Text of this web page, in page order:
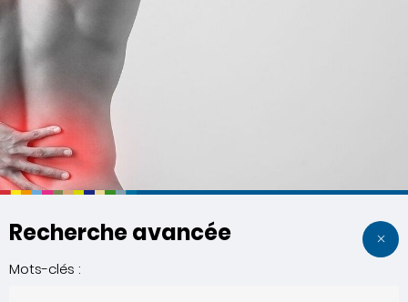
Recherche avancée
Mots-clés :